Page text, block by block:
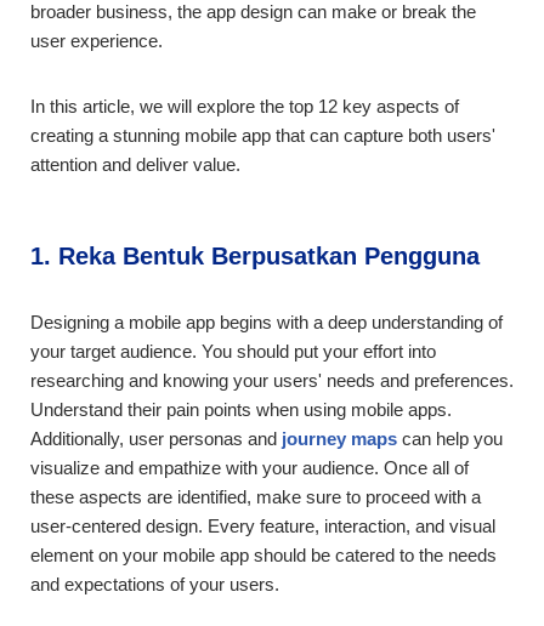
broader business, the app design can make or break the
user experience.
In this article, we will explore the top 12 key aspects of
creating a stunning mobile app that can capture both users'
attention and deliver value.
1. Reka Bentuk Berpusatkan Pengguna
Designing a mobile app begins with a deep understanding of
your target audience. You should put your effort into
researching and knowing your users' needs and preferences.
Understand their pain points when using mobile apps.
Additionally, user personas and journey maps can help you
visualize and empathize with your audience. Once all of
these aspects are identified, make sure to proceed with a
user-centered design. Every feature, interaction, and visual
element on your mobile app should be catered to the needs
and expectations of your users.